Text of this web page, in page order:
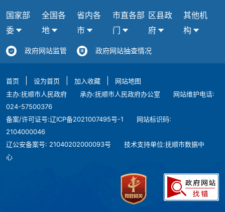
国家部
委
全国各
地
省内各
市
市直各部
门
区县政
府
其他机
构
政府网站监管 政府网站抽查情况
首页 设为首页 加入收藏
网站地图
主办:抚顺市人民政府
承办:抚顺市人民政府办公室
网站维护电话:
024-57500376
备案/许可证号:辽ICP备2021007495号-1
网站标识码:
2104000046
辽公安备案号: 21040202000093号
技术支持单位:抚顺市数据中
心